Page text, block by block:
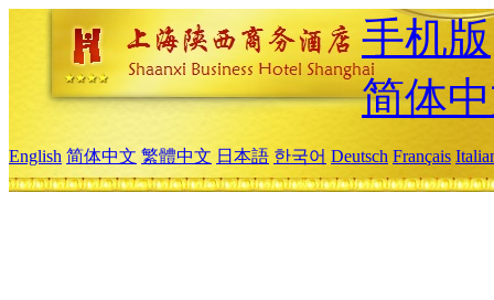
手机版
简体
English 简体中文 繁體中文 日本語 한국어 Deutsch Français